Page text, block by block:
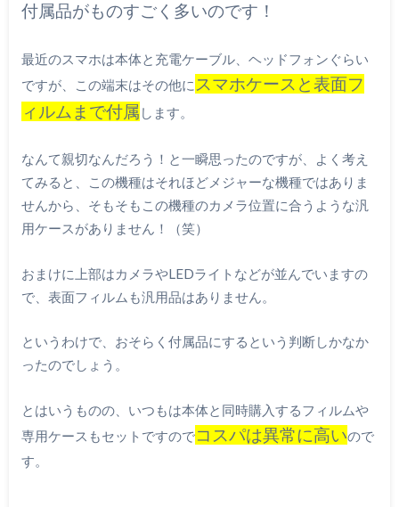
付属品がものすごく多いのです！
最近のスマホは本体と充電ケーブル、ヘッドフォンぐらい
ですが、この端末はその他に スマホケースと表面フ
ィルムまで付属 します。
なんて親切なんだろう！と一瞬思ったのですが、よく考え
てみると、この機種はそれほどメジャーな機種ではありま
せんから、そもそもこの機種のカメラ位置に合うような汎
用ケースがありません！（笑）
おまけに上部はカメラやLEDライトなどが並んでいますの
で、表面フィルムも汎用品はありません。
というわけで、おそらく付属品にするという判断しかなか
ったのでしょう。
とはいうものの、いつもは本体と同時購入するフィルムや
専用ケースもセットですのでコスパは異常に高いので
す。